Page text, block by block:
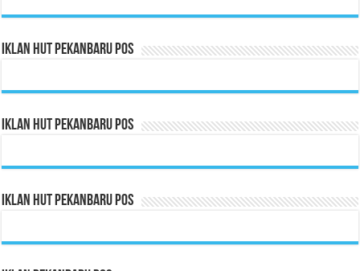
Iklan HUT Pekanbaru Pos
Iklan HUT Pekanbaru Pos
Iklan HUT Pekanbaru Pos